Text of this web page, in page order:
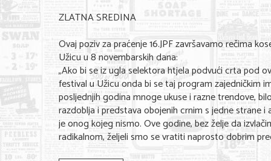
ZLATNA SREDINA
Ovaj poziv za praćenje 16.JPF završavamo rečima
Užicu u 8 novembarskih dana:
„Ako bi se iz ugla selektora htjela podvući crta pod
festival u Užicu onda bi se taj program zajedničkim
posljednjih godina mnoge ukuse i razne trendove,
razdoblja i predstava obojenih crnim s jedne strane
je onog kojeg nismo. Ove godine, bez želje da
radikalnom, željeli smo se vratiti naprosto dobrim